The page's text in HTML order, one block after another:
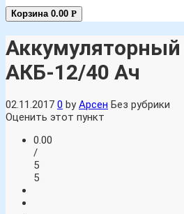
Корзина 0.00 Р
Аккумуляторный
АКБ-12/40 Ач
02.11.2017 0 byАрсен Без рубрики
Оценить этот пункт
0.00
/
5
5